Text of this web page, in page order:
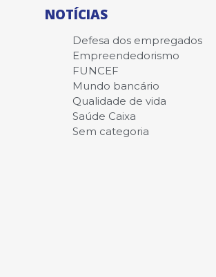
NOTÍCIAS
Defesa dos empregados
Empreendedorismo
FUNCEF
Mundo bancário
Qualidade de vida
Saúde Caixa
Sem categoria